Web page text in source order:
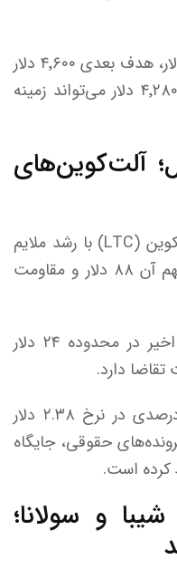
در صورت عبور از مقاومت ۴٬۴۲۰ دلار، هدف بعدی ۴٬۶۰۰ دلار
خواهد بود؛ اما شکست حمایت ۴٬۲۸۰ دلار می‌تواند زمینه
آلت‌کوین‌های
در میان رمزارز‌های کلاسیک، لایت‌کوین (LTC) با رشد ملایم
به حدود ۹۴ دلار رسید. حمایت مهم آن ۸۸ دلار و مقاومت
نئو (NEO) نیز پس از افت‌های اخیر در محدوده ۲۴ دلار
دارد.
ریپل (XRP) با رشد خفیف ۰.۶ درصدی در نرخ ۲.۳۸ دلار
حقوقی، جایگاه
کرده است.
و سولانا؛